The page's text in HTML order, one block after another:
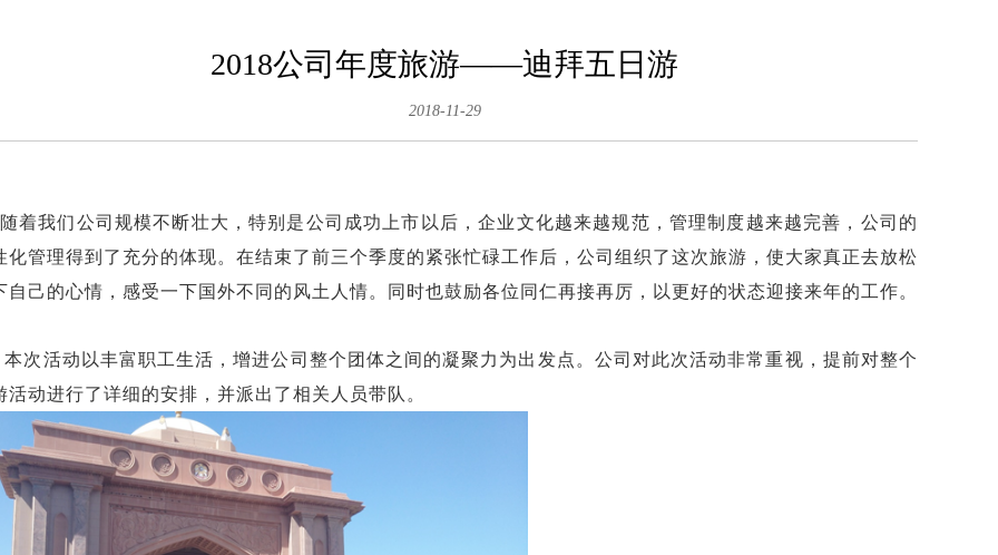
2018公司年度旅游——迪拜五日游
2018-11-29
我们公司规模不断壮大，特别是公司成功上市以后，企业文化越来越规范，管理制度越来越完善，公司的
化管理得到了充分的体现。在结束了前三个季度的紧张忙碌工作后，公司组织了这次旅游，使大家真正去放松
自己的心情，感受一下国外不同的风土人情。同时也鼓励各位同仁再接再厉，以更好的状态迎接来年的工作。
本次活动以丰富职工生活，增进公司整个团体之间的凝聚力为出发点。公司对此次活动非常重视，提前对整个
活动进行了详细的安排，并派出了相关人员带队。